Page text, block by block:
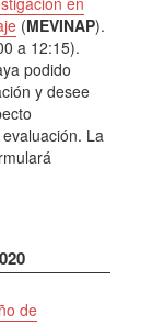
(MEVINAP).
a 12:15).
podido
y desee
La
de